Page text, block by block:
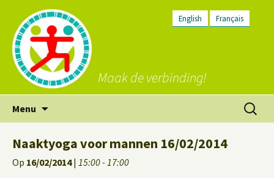
English Français
Maak de verbinding!
Menu
inhoud
Zoeken
naar:
Naaktyoga voor mannen 16/02/2014
Op 16/02/2014| 15:00 - 17:00